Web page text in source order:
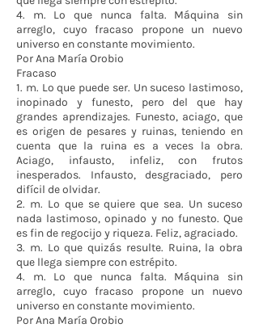
4. m. Lo que nunca falta. Máquina sin
arreglo, cuyo fracaso propone un nuevo
universo en constante movimiento.
Por Ana María Orobio
Fracaso
1. m. Lo que puede ser. Un suceso lastimoso,
inopinado y funesto, pero del que hay
grandes aprendizajes. Funesto, aciago, que
es origen de pesares y ruinas, teniendo en
cuenta que la ruina es a veces la obra.
Aciago, infausto, infeliz, con frutos
inesperados. Infausto, desgraciado, pero
difícil de olvidar.
2. m. Lo que se quiere que sea. Un suceso
nada lastimoso, opinado y no funesto. Que
es fin de regocijo y riqueza. Feliz, agraciado.
3. m. Lo que quizás resulte. Ruina, la obra
que llega siempre con estrépito.
4. m. Lo que nunca falta. Máquina sin
arreglo, cuyo fracaso propone un nuevo
universo en constante movimiento.
Por Ana María Orobio